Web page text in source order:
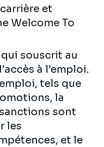
et
Welcome To
souscrit au
à l’emploi.
tels que
la
sont
les
et le